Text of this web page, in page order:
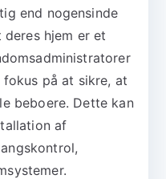
end nogensinde
hjem er et
på at sikre, at
beboere. Dette kan
af